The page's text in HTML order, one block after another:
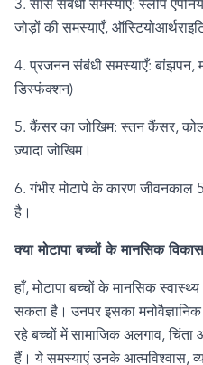
3.साँस संबंधी समस्याएँ: स्लीप
जोड़ों की समस्याएँ,
4.प्रजनन संबंधी समस्याएँ: बांझपन,
डिस्फंक्शन)
5.कैंसर का जोखिम: स्तन कैंसर,
ज़्यादा जोखिम।
6.गंभीर मोटापे के कारण जीवनकाल 5
है।
क्या मोटापा बच्चों के मानसिक
हाँ,मोटापा बच्चों के मानसिक
सकता है। उनपर इसका
रहे बच्चों में सामाजिक अलगाव,चिंता
हैं। ये समस्याएं उनके आत्मविश्वास,